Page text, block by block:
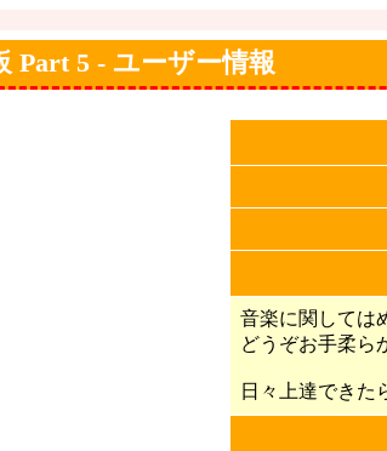
Part 5 - ユーザー情報
音楽に関しては
どうぞお手柔ら
日々上達できた